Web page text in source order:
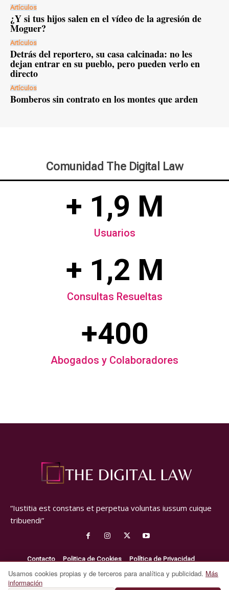
Usamos cookies propias y de terceros para analítica y publicidad. Más
información
Artículos
¿Y si tus hijos salen en el vídeo de la agresión de
Moguer?
Artículos
Detrás del reportero, su casa calcinada: no les
dejan entrar en su pueblo, pero pueden verlo en
directo
Artículos
Bomberos sin contrato en los montes que arden
Comunidad The Digital Law
+ 1,9 M
Usuarios
+ 1,2 M
Consultas Resueltas
+400
Abogados y Colaboradores
“Iustitia est constans et perpetua voluntas iussum cuique
tribuendi”
Contacto Politica de Cookies
Política de Privacidad